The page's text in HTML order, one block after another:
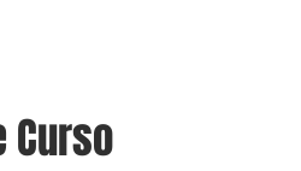
Curso